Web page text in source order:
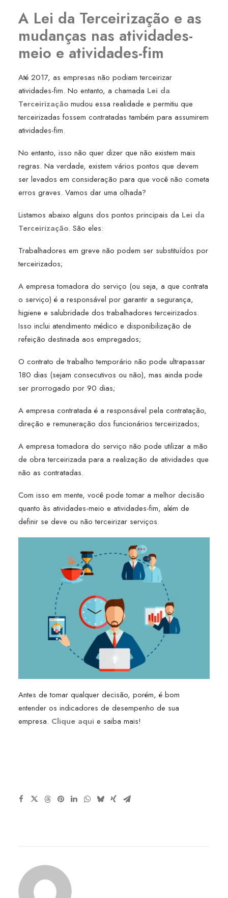
A Lei da Terceirização e as
mudanças nas atividades-
meio e atividades-fim
Até 2017, as empresas não podiam terceirizar
atividades-fim. No entanto, a chamada Lei da
Terceirização mudou essa realidade e permitiu que
terceirizadas fossem contratadas também para assumirem
atividades-fim.
No entanto, isso não quer dizer que não existem mais
regras. Na verdade, existem vários pontos que devem
ser levados em consideração para que você não cometa
erros graves. Vamos dar uma olhada?
Listamos abaixo alguns dos pontos principais da Lei da
Terceirização. São eles:
Trabalhadores em greve não podem ser substituídos por
terceirizados;
A empresa tomadora do serviço (ou seja, a que contrata
o serviço) é a responsável por garantir a segurança,
higiene e salubridade dos trabalhadores terceirizados.
Isso inclui atendimento médico e disponibilização de
refeição destinada aos empregados;
O contrato de trabalho temporário não pode ultrapassar
180 dias (sejam consecutivos ou não), mas ainda pode
ser prorrogado por 90 dias;
A empresa contratada é a responsável pela contratação,
direção e remuneração dos funcionários terceirizados;
A empresa tomadora do serviço não pode utilizar a mão
de obra terceirizada para a realização de atividades que
não as contratadas.
Com isso em mente, você pode tomar a melhor decisão
quanto às atividades-meio e atividades-fim, além de
definir se deve ou não terceirizar serviços.
Antes de tomar qualquer decisão, porém, é bom
entender os indicadores de desempenho de sua
empresa. Clique aqui e saiba mais!